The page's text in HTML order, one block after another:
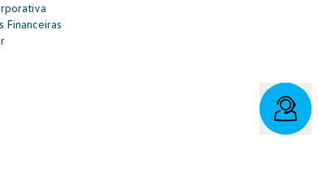
Financeiras